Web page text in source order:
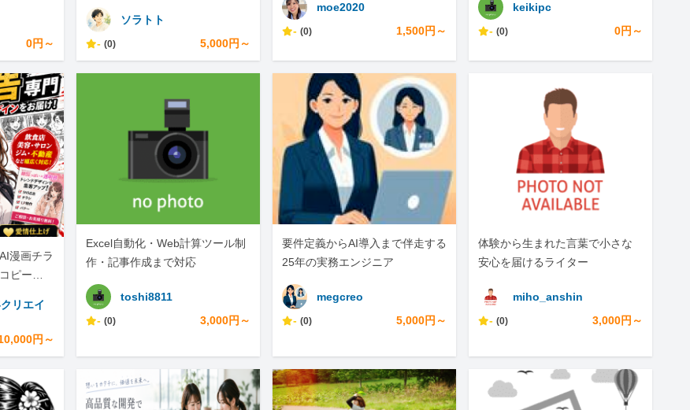
0円～
ソラトト
- (0) 5,000円～
moe2020
- (0) 1,500円～
keikipc
- (0) 0円～
漫画チラ
ピー・S
リエイ
円～
Excel自動化・Web計算ツール制
作・記事作成まで対応
toshi8811
- (0) 3,000円～
要件定義からAI導入まで伴走する
25年の実務エンジニア
megcreo
- (0) 5,000円～
体験から生まれた言葉で小さな
安心を届けるライター
miho_anshin
- (0) 3,000円～